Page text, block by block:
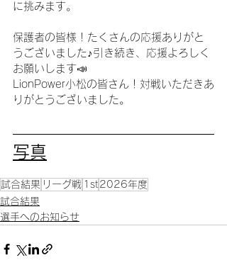
に挑みます。
保護者の皆様！たくさんの応援ありがと
うございました♪引き続き、応援よろしく
お願いします📣
LionPower小松の皆さん！対戦いただきあ
りがとうございました。
写真
試合結果 リーグ戦 1st 2026年度
試合結果
選手へのお知らせ